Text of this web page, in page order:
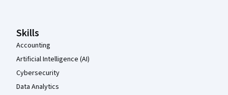
Skills
Accounting
Artificial Intelligence (AI)
Cybersecurity
Data Analytics